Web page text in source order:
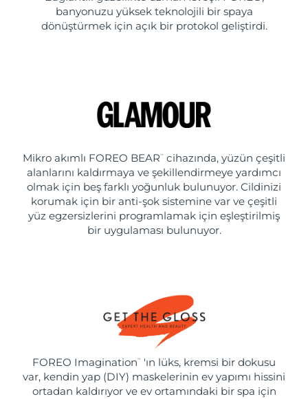
banyonuzu yüksek teknolojili bir spaya
dönüştürmek için açık bir protokol geliştirdi.
Mikro akımlı FOREO BEAR ™
cihazında, yüzün çeşitli
alanlarını kaldırmaya ve şekillendirmeye yardımcı
olmak için beş farklı yoğunluk bulunuyor. Cildinizi
korumak için bir anti-şok sistemine var ve çeşitli
yüz egzersizlerini programlamak için eşleştirilmiş
bir uygulaması bulunuyor.
FOREO Imagination ™
'ın lüks, kremsi bir dokusu
var, kendin yap (DIY) maskelerinin ev yapımı hissini
ortadan kaldırıyor ve ev ortamındaki bir spa için